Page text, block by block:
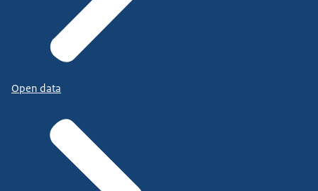
Open data